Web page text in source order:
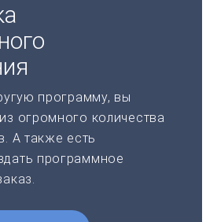
программу, вы
огромного количества
А также есть
программное